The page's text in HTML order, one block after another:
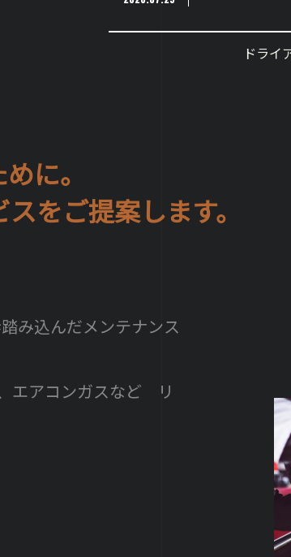
ドライ
に。
をご提案します。
み込んだメンテナンス
エアコンガスなど リ